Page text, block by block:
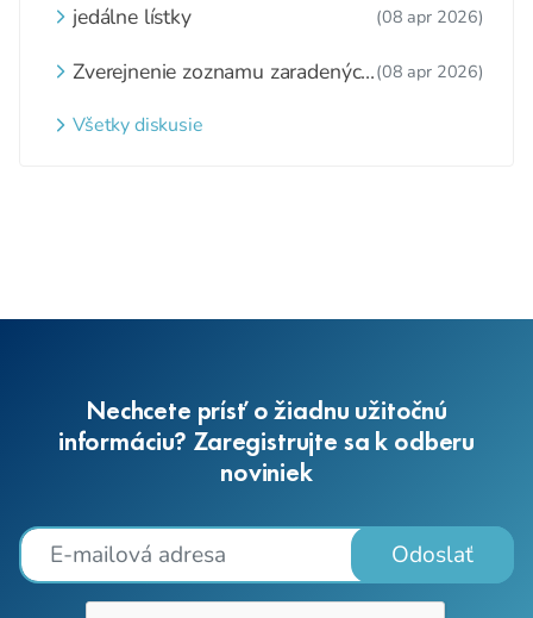
jedálne lístky (08 apr 2026)
Zverejnenie zoznamu zaradených
webovom sídle
(08 apr 2026)
Všetky diskusie
Nechcete prísť o žiadnu užitočnú
informáciu? Zaregistrujte sa k odberu
noviniek
Odoslať